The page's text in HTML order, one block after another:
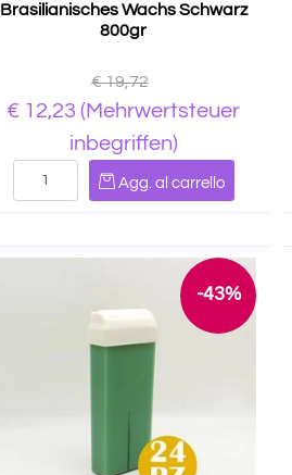
Brasilianisches Wachs Schwarz
800gr
€ 19,72
€ 12,23 (Mehrwertsteuer
inbegriffen)
Quantità
Agg. al carrello
-43%